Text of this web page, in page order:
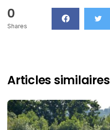
0
Shares
Articles similaires